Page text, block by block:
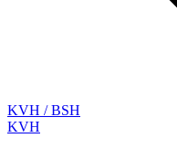
KVH / BSH
KVH